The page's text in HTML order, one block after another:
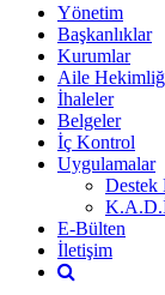
Yönetim
Başkanlıklar
Kurumlar
Aile
İhaleler
Belgeler
İç Kontrol
Uygulamalar
Destek
E-Bülten
İletişim